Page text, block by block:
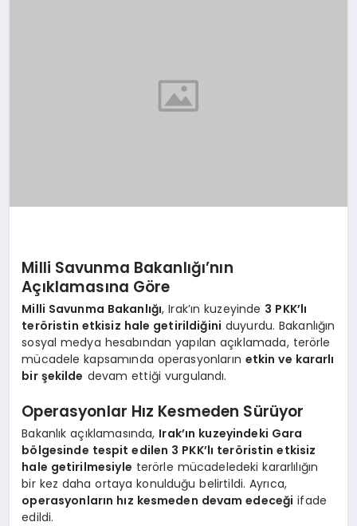
Milli Savunma Bakanlığı’nın
Açıklamasına Göre
Milli Savunma Bakanlığı, Irak’ın kuzeyinde 3 PKK’lı
teröristin etkisiz hale getirildiğini duyurdu. Bakanlığın
sosyal medya hesabından yapılan açıklamada, terörle
mücadele kapsamında operasyonların etkin ve kararlı
bir şekilde devam ettiği vurgulandı.
Operasyonlar Hız Kesmeden Sürüyor
Bakanlık açıklamasında, Irak’ın kuzeyindeki Gara
bölgesinde tespit edilen 3 PKK’lı teröristin etkisiz
hale getirilmesiyle terörle mücadeledeki kararlılığın
bir kez daha ortaya konulduğu belirtildi. Ayrıca,
operasyonların hız kesmeden devam edeceği ifade
edildi.